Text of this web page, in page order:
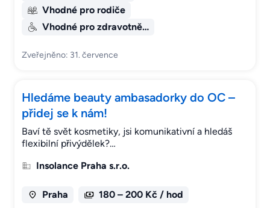
Vhodné pro rodiče
Vhodné pro zdravotně…
Zveřejněno: 31. července
Hledáme beauty ambasadorky do OC –
přidej se k nám!
Baví tě svět kosmetiky, jsi komunikativní a hledáš
flexibilní přivýdělek?…
Insolance Praha s.r.o.
Praha 180 – 200 Kč / hod